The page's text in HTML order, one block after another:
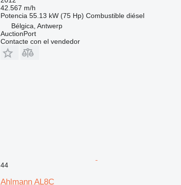
42.567 m/h
Potencia 55.13 kW (75 Hp) Combustible diésel
Bélgica, Antwerp
AuctionPort
Contacte con el vendedor
44
Ahlmann AL8C